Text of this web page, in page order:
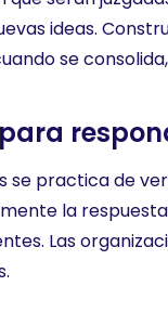
ideas.
se
practica de
la
Las